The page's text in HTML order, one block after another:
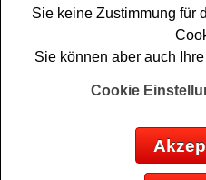
Zaubertopf verlost
Gesamtwert von ca.
Anzeige:
Sie keine Zustimmung für
Sie können aber auch
Cookie